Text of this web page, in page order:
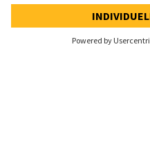
61,90 CHF
-0,40 CHF (-0,64%)